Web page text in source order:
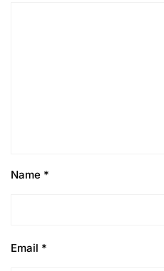
Name *
Email *